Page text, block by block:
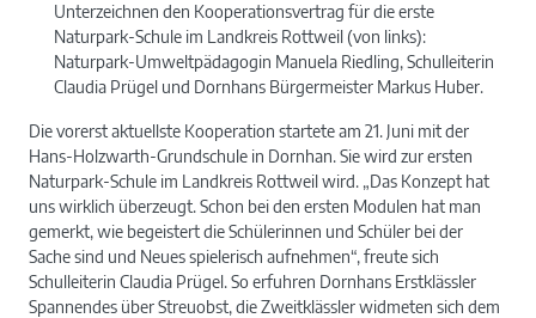
Unterzeichnen den Kooperationsvertrag für die erste
Naturpark-Schule im Landkreis Rottweil (von links):
Naturpark-Umweltpädagogin Manuela Riedling, Schulleiterin
Claudia Prügel und Dornhans Bürgermeister Markus Huber.
Die vorerst aktuellste Kooperation startete am 21. Juni mit der
Hans-Holzwarth-Grundschule in Dornhan. Sie wird zur ersten
Naturpark-Schule im Landkreis Rottweil wird. „Das Konzept hat
uns wirklich überzeugt. Schon bei den ersten Modulen hat man
gemerkt, wie begeistert die Schülerinnen und Schüler bei der
Sache sind und Neues spielerisch aufnehmen“, freute sich
Schulleiterin Claudia Prügel. So erfuhren Dornhans Erstklässler
Spannendes über Streuobst, die Zweitklässler widmeten sich dem